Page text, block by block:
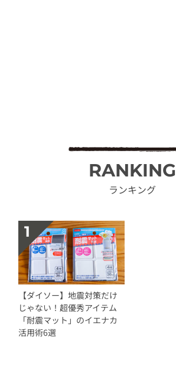
RANKING
ランキング
【ダイソー】地震対策だけ
じゃない！超優秀アイテム
「耐震マット」のイエナカ
活用術6選